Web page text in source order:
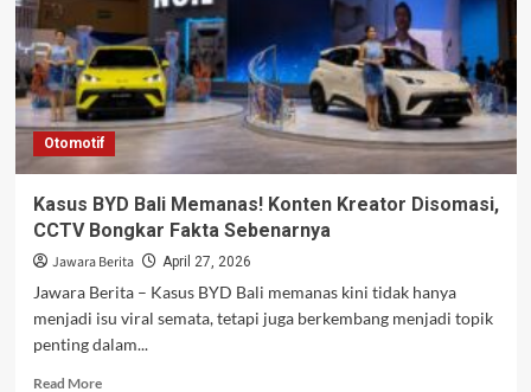
Sapu
Bersih
Medali
Emas
di
Belgia
Otomotif
Kasus BYD Bali Memanas! Konten Kreator Disomasi,
CCTV Bongkar Fakta Sebenarnya
Jawara Berita April 27, 2026
Jawara Berita – Kasus BYD Bali memanas kini tidak hanya
menjadi isu viral semata, tetapi juga berkembang menjadi topik
penting dalam...
Read MoreRead